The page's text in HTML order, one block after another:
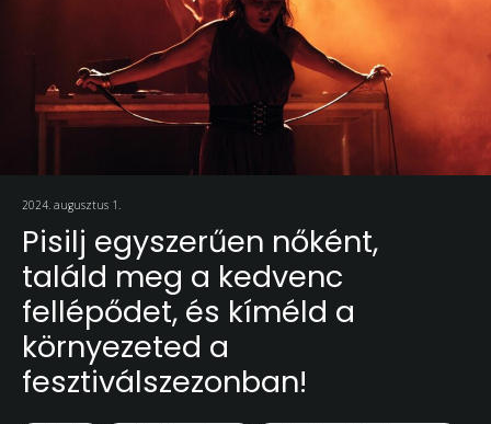
2024. augusztus 1.
Pisilj egyszerűen nőként,
találd meg a kedvenc
fellépődet, és kíméld a
környezeted a
fesztiválszezonban!